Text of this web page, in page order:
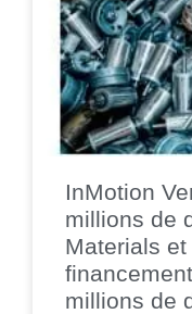
InMotion
millions de
Materials
millions de